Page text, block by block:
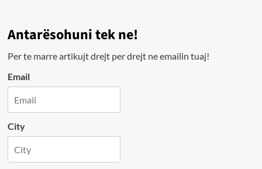
Antarësohuni tek ne!
Per te marre artikujt drejt per drejt ne emailin tuaj!
Email
City